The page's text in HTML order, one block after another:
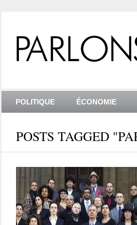
POLITIQUE ÉCONOMIE
POSTS TAGGED